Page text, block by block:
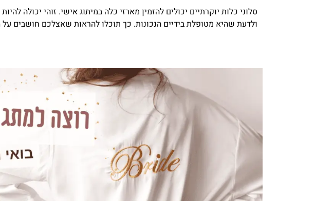
סלוני כלות יוקרתיים יכולים להזמין מארזי כלה במיתוג אישי. זוהי יכולה
ולדעת שהיא מטופלת בידיים הנכונות. כך תוכלו להראות שאצלכם חושבים